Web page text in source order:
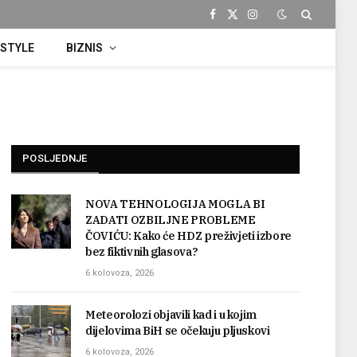
Facebook
X
Instagram
BIZNIS
POSLJEDNJE
NOVA TEHNOLOGIJA MOGLA BI
ZADATI OZBILJNE PROBLEME
ČOVIĆU: Kako će HDZ preživjeti izbore
bez fiktivnih glasova?
6 kolovoza, 2026
Meteorolozi objavili kad i u kojim
dijelovima BiH se očekuju pljuskovi
6 kolovoza, 2026